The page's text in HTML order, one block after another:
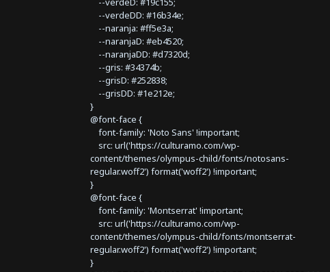
--verdeDD: #16b34e;
--naranja: #ff5e3a;
--naranjaD: #eb4520;
--naranjaDD: #d7320d;
--gris: #34374b;
--grisD: #252838;
--grisDD: #1e212e;
}
@font-face {
font-family: 'Noto Sans' !important;
src: url('https://culturamo.com/wp-
content/themes/olympus-child/fonts/notosans-
regular.woff2') format('woff2') !important;
}
@font-face {
font-family: 'Montserrat' !important;
src: url('https://culturamo.com/wp-
content/themes/olympus-child/fonts/montserrat-
regular.woff2') format('woff2') !important;
}